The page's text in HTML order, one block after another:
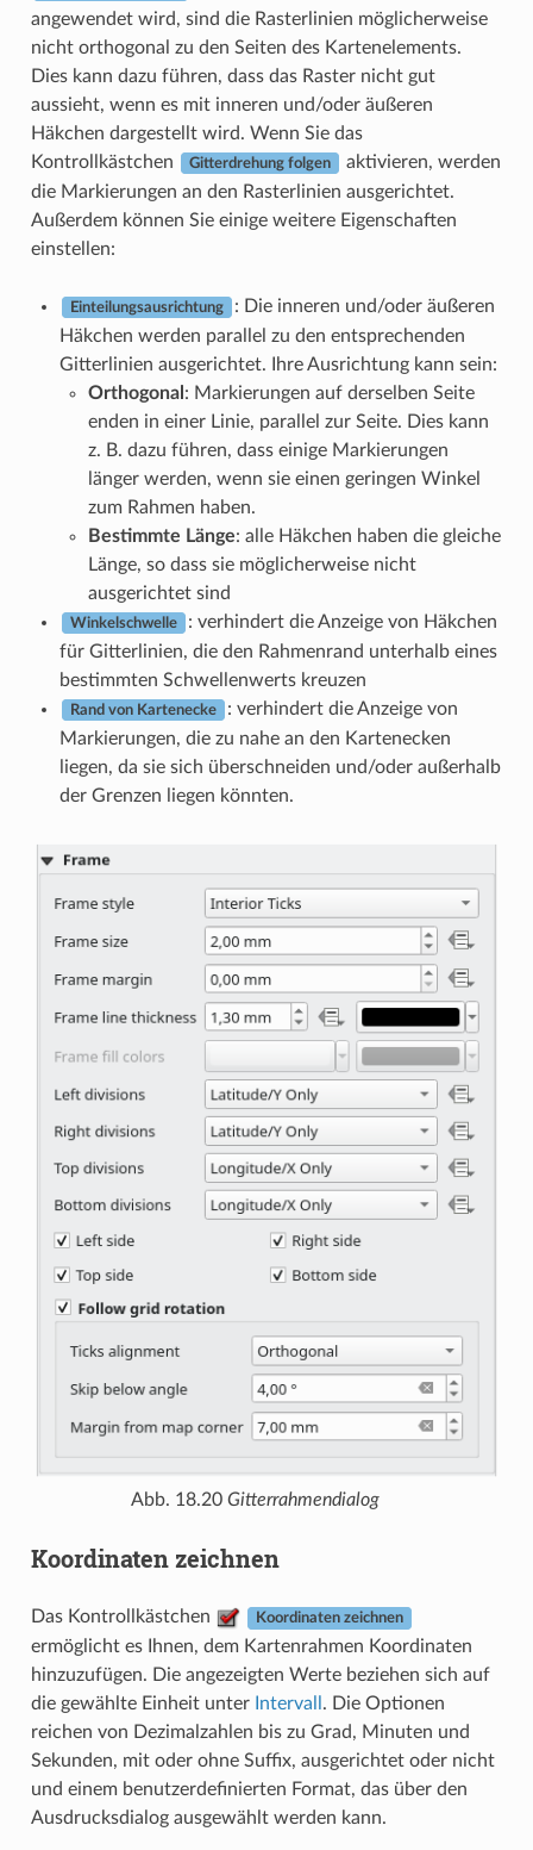
angewendet wird, sind die Rasterlinien möglicherweise
nicht orthogonal zu den Seiten des Kartenelements.
Dies kann dazu führen, dass das Raster nicht gut
aussieht, wenn es mit inneren und/oder äußeren
Häkchen dargestellt wird. Wenn Sie das
Kontrollkästchen
Gitterdrehung folgen
aktivieren, werden
die Markierungen an den Rasterlinien ausgerichtet.
Außerdem können Sie einige weitere Eigenschaften
einstellen:
Einteilungsausrichtung
: Die inneren und/oder äußeren
Häkchen werden parallel zu den entsprechenden
Gitterlinien ausgerichtet. Ihre Ausrichtung kann sein:
Orthogonal : Markierungen auf derselben Seite
enden in einer Linie, parallel zur Seite. Dies kann
z. B. dazu führen, dass einige Markierungen
länger werden, wenn sie einen geringen Winkel
zum Rahmen haben.
Bestimmte Länge: alle Häkchen haben die gleiche
Länge, so dass sie möglicherweise nicht
ausgerichtet sind
Winkelschwelle
: verhindert die Anzeige von Häkchen
für Gitterlinien, die den Rahmenrand unterhalb eines
bestimmten Schwellenwerts kreuzen
Rand von Kartenecke
: verhindert die Anzeige von
Markierungen, die zu nahe an den Kartenecken
liegen, da sie sich überschneiden und/oder außerhalb
der Grenzen liegen könnten.
Abb. 18.20 Gitterrahmendialog
Koordinaten zeichnen
Das Kontrollkästchen Koordinaten zeichnen
ermöglicht es Ihnen, dem Kartenrahmen Koordinaten
hinzuzufügen. Die angezeigten Werte beziehen sich auf
die gewählte Einheit unter Intervall . Die Optionen
reichen von Dezimalzahlen bis zu Grad, Minuten und
Sekunden, mit oder ohne Suffix, ausgerichtet oder nicht
und einem benutzerdefinierten Format, das über den
Ausdrucksdialog ausgewählt werden kann.